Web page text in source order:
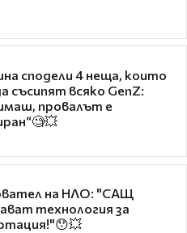
сподели 4 неща, които
съсипят всяко GenZ:
провалът е
на НЛО: "САЩ
технология за